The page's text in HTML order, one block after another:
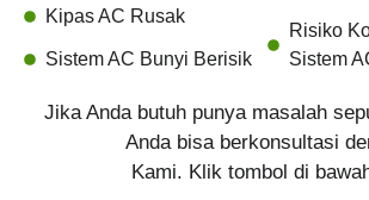
Kipas AC Rusak
Sistem AC Bunyi Berisik
Risiko
Sistem
Jika Anda butuh punya masalah
Anda bisa berkonsultasi
Kami. Klik tombol di